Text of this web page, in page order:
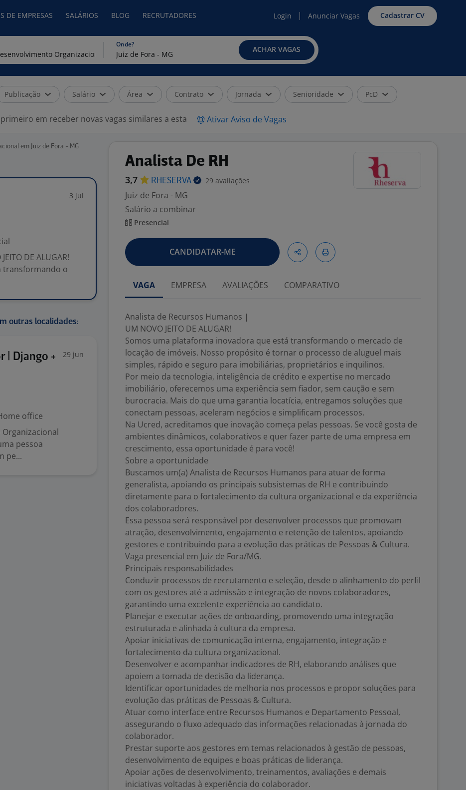
DE EMPRESAS SALÁRIOS BLOG RECRUTADORES Login Anunciar Vagas Cadastrar CV
Onde?
ACHAR VAGAS
Publicação Salário Área Contrato Jornada Senioridade PcD
primeiro em receber novas vagas similares a esta Ativar Aviso de Vagas
em Juiz de Fora - MG
3 jul
DE ALUGAR!
transformando o
outras localidades:
| Django +
29 jun
office
pessoa
pe...
Analista De RH
3,7 RHESERVA 29 avaliações
Juiz de Fora - MG
Salário a combinar
Presencial
CANDIDATAR-ME
VAGA EMPRESA AVALIAÇÕES COMPARATIVO
Analista de Recursos Humanos |
UM NOVO JEITO DE ALUGAR!
Somos uma plataforma inovadora que está transformando o mercado de
locação de imóveis. Nosso propósito é tornar o processo de aluguel mais
simples, rápido e seguro para imobiliárias, proprietários e inquilinos.
Por meio da tecnologia, inteligência de crédito e expertise no mercado
imobiliário, oferecemos uma experiência sem fiador, sem caução e sem
burocracia. Mais do que uma garantia locatícia, entregamos soluções que
conectam pessoas, aceleram negócios e simplificam processos.
Na Ucred, acreditamos que inovação começa pelas pessoas. Se você gosta de
ambientes dinâmicos, colaborativos e quer fazer parte de uma empresa em
crescimento, essa oportunidade é para você!
Sobre a oportunidade
Buscamos um(a) Analista de Recursos Humanos para atuar de forma
generalista, apoiando os principais subsistemas de RH e contribuindo
diretamente para o fortalecimento da cultura organizacional e da experiência
dos colaboradores.
Essa pessoa será responsável por desenvolver processos que promovam
atração, desenvolvimento, engajamento e retenção de talentos, apoiando
gestores e contribuindo para a evolução das práticas de Pessoas & Cultura.
Vaga presencial em Juiz de Fora/MG.
Principais responsabilidades
Conduzir processos de recrutamento e seleção, desde o alinhamento do perfil
com os gestores até a admissão e integração de novos colaboradores,
garantindo uma excelente experiência ao candidato.
Planejar e executar ações de onboarding, promovendo uma integração
estruturada e alinhada à cultura da empresa.
Apoiar iniciativas de comunicação interna, engajamento, integração e
fortalecimento da cultura organizacional.
Desenvolver e acompanhar indicadores de RH, elaborando análises que
apoiem a tomada de decisão da liderança.
Identificar oportunidades de melhoria nos processos e propor soluções para
evolução das práticas de Pessoas & Cultura.
Atuar como interface entre Recursos Humanos e Departamento Pessoal,
assegurando o fluxo adequado das informações relacionadas à jornada do
colaborador.
Prestar suporte aos gestores em temas relacionados à gestão de pessoas,
desenvolvimento de equipes e boas práticas de liderança.
Apoiar ações de desenvolvimento, treinamentos, avaliações e demais
iniciativas voltadas à experiência do colaborador.